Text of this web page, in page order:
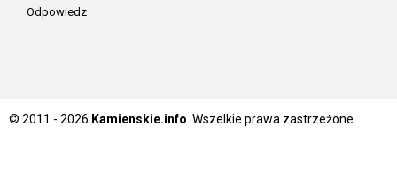
Odpowiedz
© 2011 - 2026 Kamienskie.info . Wszelkie prawa zastrzeżone.